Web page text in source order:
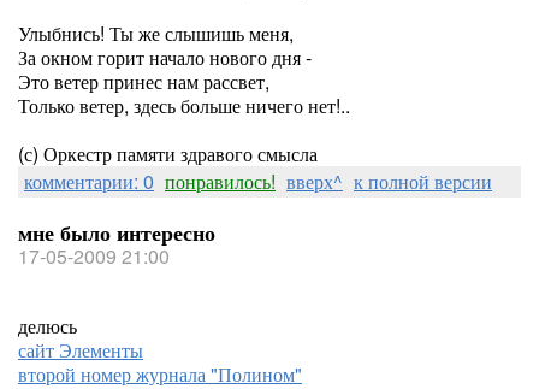
Улыбнись! Ты же слышишь меня,
За окном горит начало нового дня -
Это ветер принес нам рассвет,
Только ветер, здесь больше ничего нет!..
(с) Оркестр памяти здравого смысла
комментарии: 0 понравилось! вверх^ к полной версии
мне было интересно
17-05-2009 21:00
делюсь
сайт Элементы
второй номер журнала "Полином"